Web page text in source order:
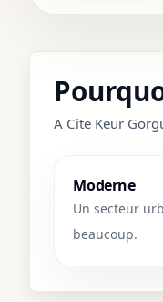
A Cite Keur
Moderne
Un secteur
beaucoup.